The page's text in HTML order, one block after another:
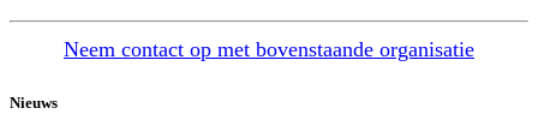
Neem contact op met bovenstaande organisatie
Nieuws